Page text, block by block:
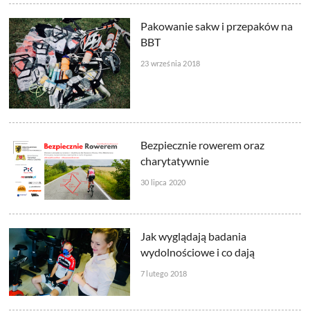
Pakowanie sakw i przepaków na
BBT
23 września 2018
Bezpiecznie rowerem oraz
charytatywnie
30 lipca 2020
Jak wyglądają badania
wydolnościowe i co dają
7 lutego 2018